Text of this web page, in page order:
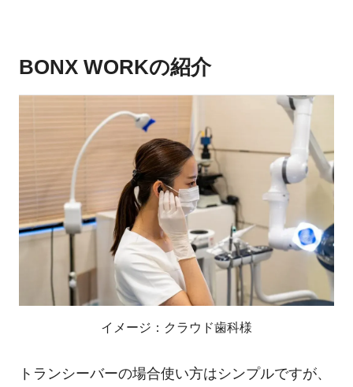
BONX WORKの紹介
イメージ：クラウド歯科様
トランシーバーの場合使い方はシンプルですが、